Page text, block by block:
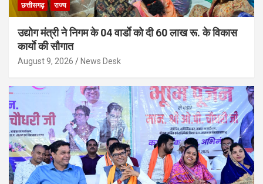
छत्तीसगढ़ राज्य
उद्योग मंत्री ने निगम के 04 वार्डाे को दी 60 लाख रू. के विकास
कार्याे की सौगात
August 9, 2026 News Desk